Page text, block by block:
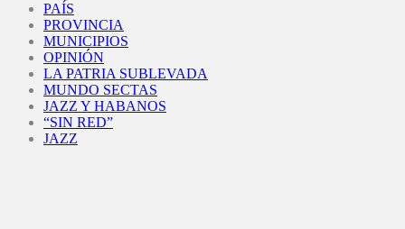
PAÍS
PROVINCIA
MUNICIPIOS
OPINIÓN
LA PATRIA SUBLEVADA
MUNDO SECTAS
JAZZ Y HABANOS
“SIN RED”
JAZZ